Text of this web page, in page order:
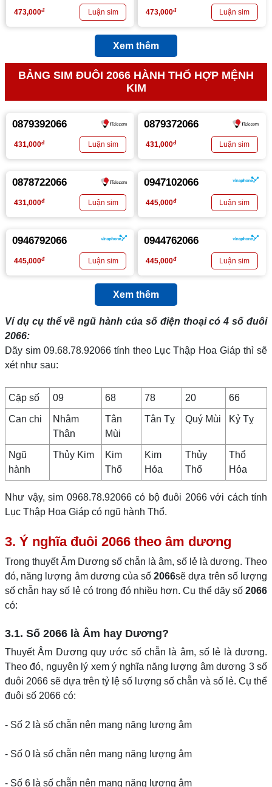
473,000đ 473,000đ
Xem thêm
BẢNG SIM ĐUÔI 2066 HÀNH THỔ HỢP MỆNH
KIM
0879392066
431,000đ
0879372066
431,000đ
0878722066
431,000đ
0947102066
445,000đ
0946792066
445,000đ
0944762066
445,000đ
Xem thêm
Ví dụ cụ thể về ngũ hành của số điện thoại có 4 số đuôi
2066:
Dãy sim 09.68.78.92066 tính theo Lục Thập Hoa Giáp thì sẽ
xét như sau:
Cặp số 09 68 78 20 66
Can chi
Nhâm
Thân
Tân
Mùi
Tân Tỵ Quý Mùi Kỷ Tỵ
Ngũ
hành
Thủy Kim
Kim
Thổ
Kim
Hỏa
Thủy
Thổ
Thổ
Hỏa
Như vậy, sim 0968.78.92066 có bộ đuôi 2066 với cách tính
Lục Thập Hoa Giáp có ngũ hành Thổ.
3. Ý nghĩa đuôi 2066 theo âm dương
Trong thuyết Âm Dương số chẵn là âm, số lẻ là dương. Theo
đó, năng lượng âm dương của số2066sẽ dựa trên số lượng
số chẵn hay số lẻ có trong đó nhiều hơn. Cụ thể dãy số 2066
có:
3.1. Số 2066 là Âm hay Dương?
Thuyết Âm Dương quy ước số chẵn là âm, số lẻ là dương.
Theo đó, nguyên lý xem ý nghĩa năng lượng âm dương 3 số
đuôi 2066 sẽ dựa trên tỷ lệ số lượng số chẵn và số lẻ. Cụ thể
đuôi số 2066 có:
- Số 2 là số chẵn nên mang năng lượng âm
- Số 0 là số chẵn nên mang năng lượng âm
- Số 6 là số chẵn nên mang năng lượng âm